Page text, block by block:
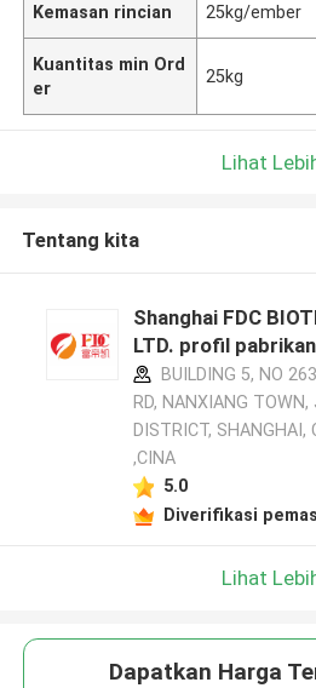
Kemasan rincian 25kg/ember
Kuantitas min Ord
er
25kg
Lihat
Tentang kita
Shanghai FDC
LTD. profil pabrikan
BUILDING 5, NO
RD, NANXIANG TOWN,
DISTRICT, SHANGHAI,
,CINA
5.0
Diverifikasi
Lihat
Dapatkan Harga